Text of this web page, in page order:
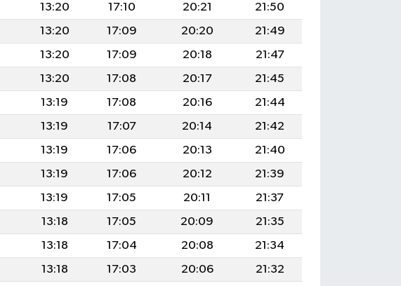
13:20 17:10 20:21
21:50
13:20 17:09 20:20
21:49
13:20 17:09 20:18
21:47
13:20 17:08 20:17
21:45
13:19 17:08 20:16
21:44
13:19 17:07 20:14
21:42
13:19 17:06 20:13
21:40
13:19 17:06 20:12
21:39
13:19 17:05 20:11
21:37
13:18 17:05 20:09
21:35
13:18 17:04 20:08
21:34
13:18 17:03 20:06
21:32